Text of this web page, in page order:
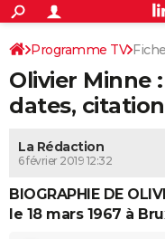
ACTUALITÉS
Politique
Société
Faits Divers
Education
Monde
Villes
+
SPORT
Coupe du monde 2026
Football
Tennis
Cyclisme
Rugby
Forum
CULTURE
Retraite
Impôts
Epargne
Immobilier
Risques naturels par ville
Banque
Assurance
Crédit
AUTO
Essais
Réserver un essai
Citadines
Berlines
SUV
Forum auto
+HIGH-TECH
Programme TV
Olivier Minne
dates,
La Rédaction
6 février 2019 12:32
BIOGRAPHIE DE
le 18 mars 1967 à